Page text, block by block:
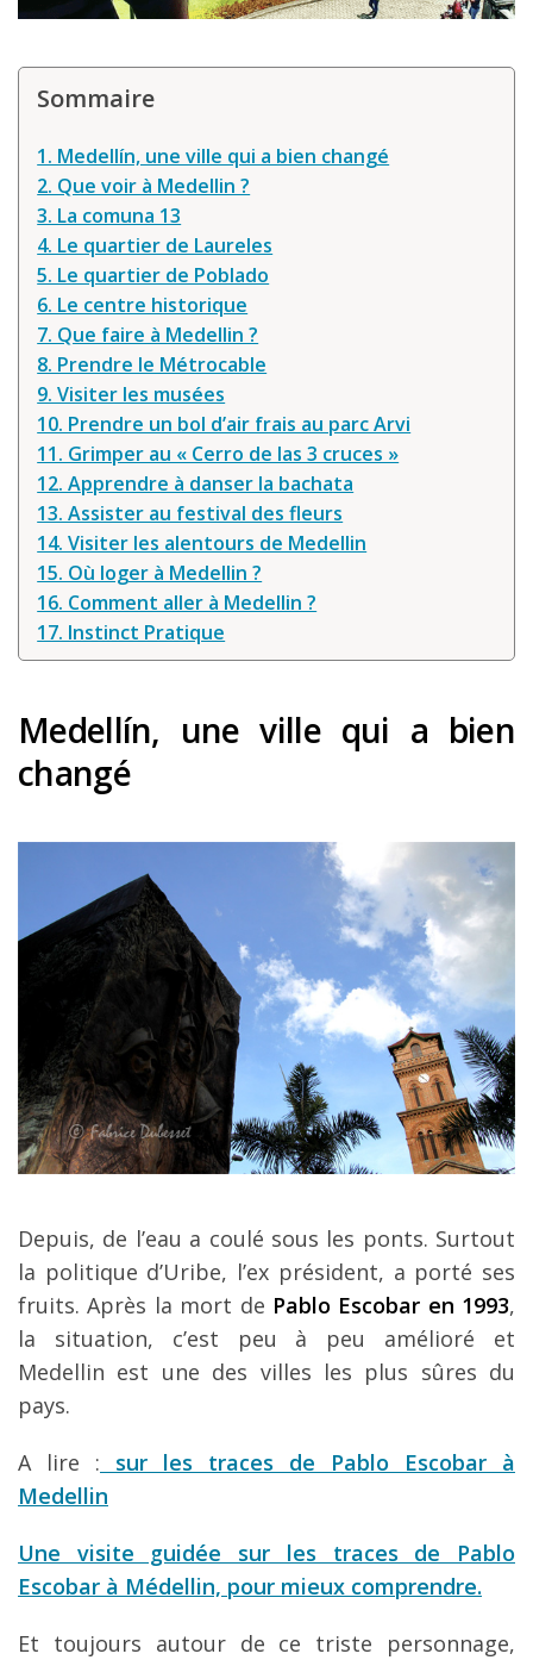
Sommaire
1. Medellín, une ville qui a bien changé
2. Que voir à Medellin ?
3. La comuna 13
4. Le quartier de Laureles
5. Le quartier de Poblado
6. Le centre historique
7. Que faire à Medellin ?
8. Prendre le Métrocable
9. Visiter les musées
10. Prendre un bol d’air frais au parc Arvi
11. Grimper au « Cerro de las 3 cruces »
12. Apprendre à danser la bachata
13. Assister au festival des fleurs
14. Visiter les alentours de Medellin
15. Où loger à Medellin ?
16. Comment aller à Medellin ?
17. Instinct Pratique
Medellín, une ville qui a bien
changé
Depuis, de l’eau a coulé sous les ponts. Surtout
la politique d’Uribe, l’ex président, a porté ses
fruits. Après la mort de Pablo Escobar en 1993,
la situation, c’est peu à peu amélioré et
Medellin est une des villes les plus sûres du
pays.
A lire : sur les traces de Pablo Escobar à
Medellin
Une visite guidée sur les traces de Pablo
Escobar à Médellin, pour mieux comprendre.
Et toujours autour de ce triste personnage,